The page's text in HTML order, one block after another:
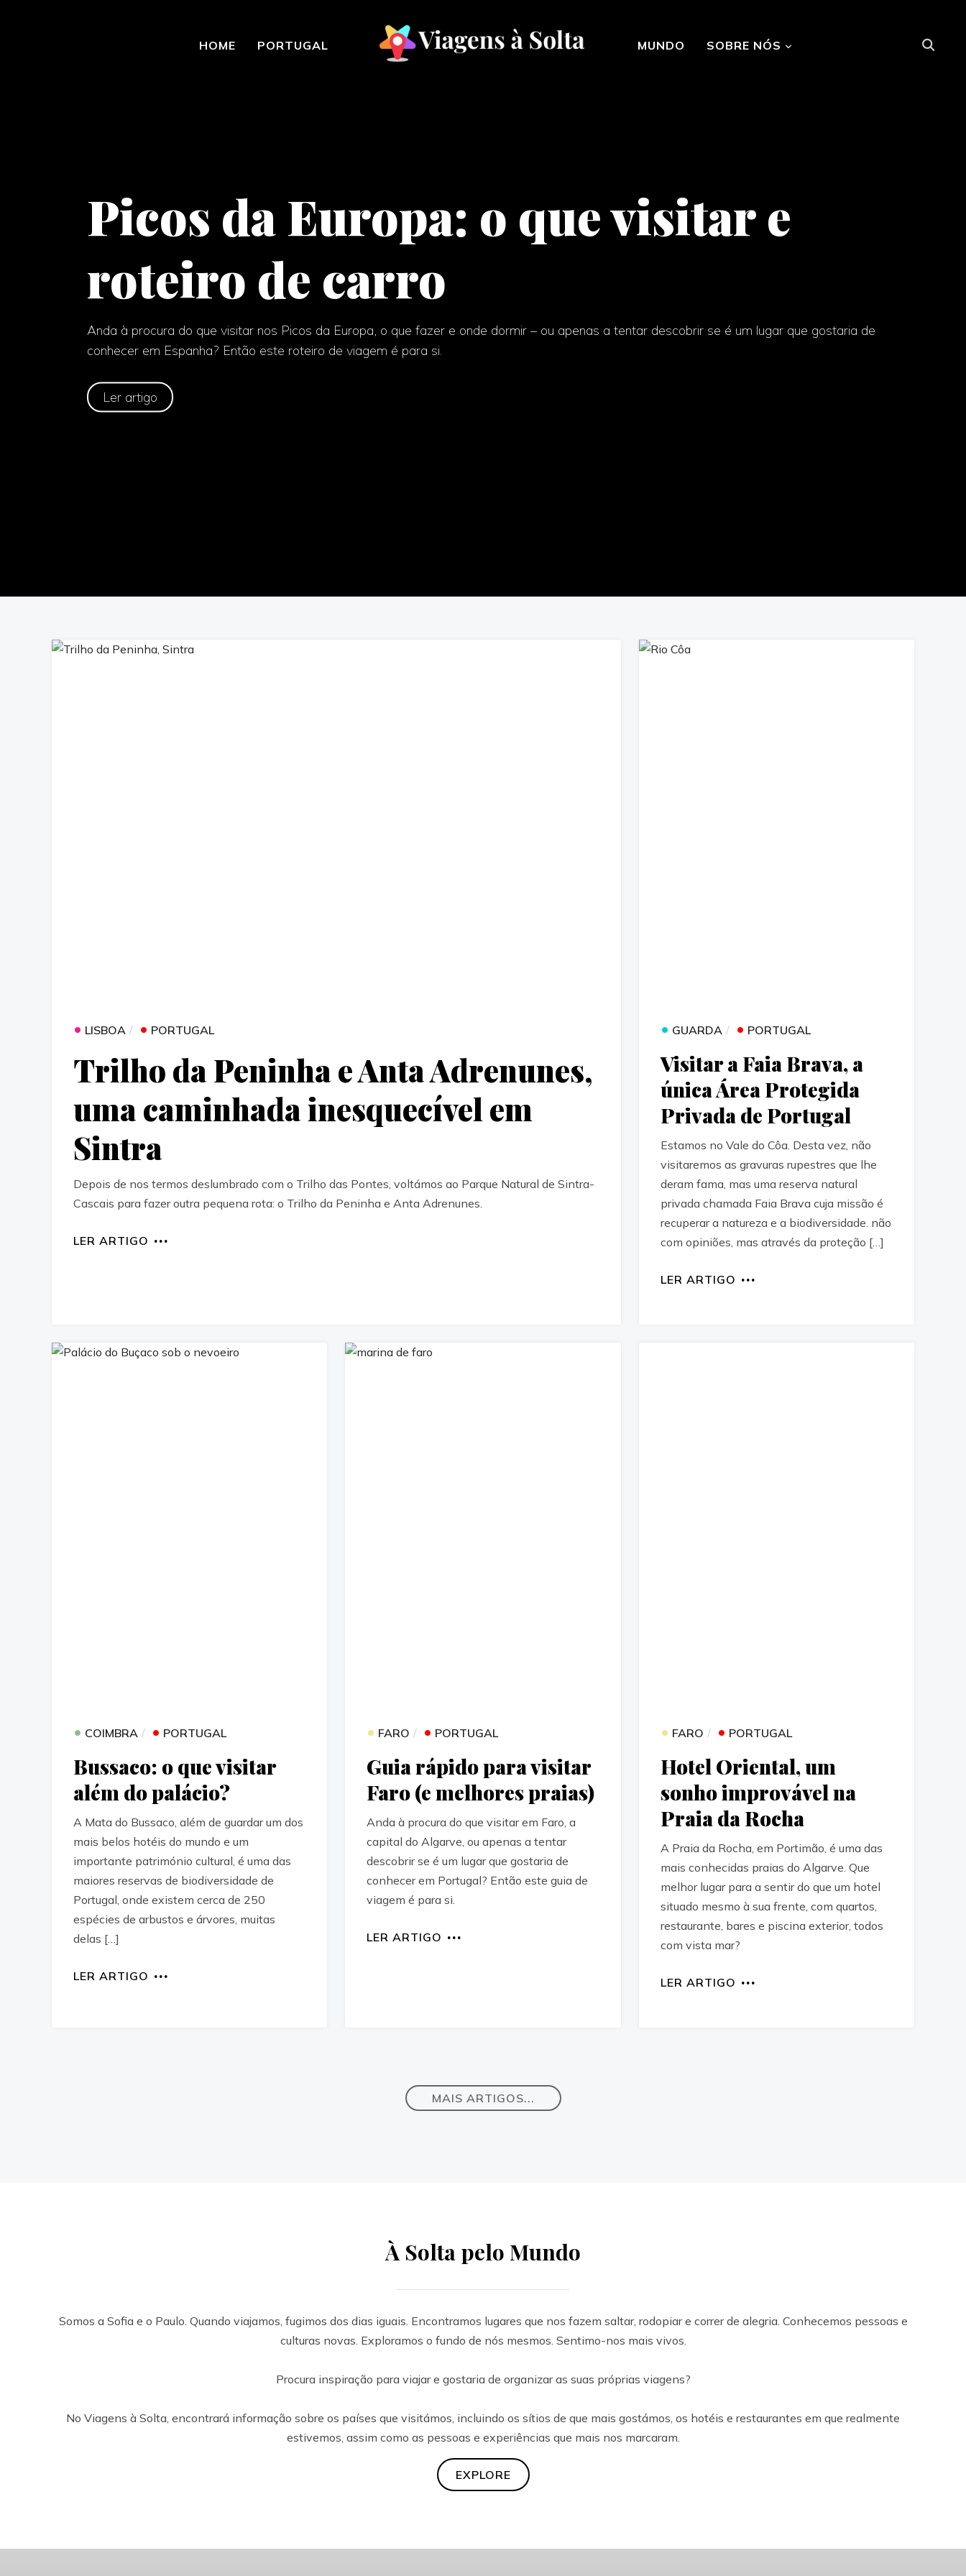
HOME PORTUGAL MUNDO SOBRE NÓS
Picos da Europa: o que visitar e
roteiro de carro
Anda à procura do que visitar nos Picos da Europa, o que fazer e onde dormir – ou apenas a tentar descobrir se é um lugar que gostaria de
conhecer em Espanha? Então este roteiro de viagem é para si.
• LISBOA • PORTUGAL
Trilho da Peninha e Anta Adrenunes,
uma caminhada inesquecível em
Sintra
Depois de nos termos deslumbrado com o Trilho das Pontes, voltámos ao Parque Natural de Sintra-
Cascais para fazer outra pequena rota: o Trilho da Peninha e Anta Adrenunes.
LER ARTIGO
• GUARDA • PORTUGAL
Visitar a Faia Brava, a
única Área Protegida
Privada de Portugal
Estamos no Vale do Côa. Desta vez, não
visitaremos as gravuras rupestres que lhe
deram fama, mas uma reserva natural
privada chamada Faia Brava cuja missão é
recuperar a natureza e a biodiversidade. não
com opiniões, mas através da proteção […]
LER ARTIGO
• COIMBRA • PORTUGAL
Bussaco: o que visitar
além do palácio?
A Mata do Bussaco, além de guardar um dos
mais belos hotéis do mundo e um
importante património cultural, é uma das
maiores reservas de biodiversidade de
Portugal, onde existem cerca de 250
espécies de arbustos e árvores, muitas
delas […]
LER ARTIGO
• FARO • PORTUGAL
Guia rápido para visitar
Faro (e melhores praias)
Anda à procura do que visitar em Faro, a
capital do Algarve, ou apenas a tentar
descobrir se é um lugar que gostaria de
conhecer em Portugal? Então este guia de
viagem é para si.
LER ARTIGO
• FARO • PORTUGAL
Hotel Oriental, um
sonho improvável na
Praia da Rocha
A Praia da Rocha, em Portimão, é uma das
mais conhecidas praias do Algarve. Que
melhor lugar para a sentir do que um hotel
situado mesmo à sua frente, com quartos,
restaurante, bares e piscina exterior, todos
com vista mar?
LER ARTIGO
MAIS ARTIGOS...
À Solta pelo Mundo
Somos a Sofia e o Paulo. Quando viajamos, fugimos dos dias iguais. Encontramos lugares que nos fazem saltar, rodopiar e correr de alegria. Conhecemos pessoas e
culturas novas. Exploramos o fundo de nós mesmos. Sentimo-nos mais vivos.
Procura inspiração para viajar e gostaria de organizar as suas próprias viagens?
No Viagens à Solta, encontrará informação sobre os países que visitámos, incluindo os sítios de que mais gostámos, os hotéis e restaurantes em que realmente
estivemos, assim como as pessoas e experiências que mais nos marcaram.
EXPLORE